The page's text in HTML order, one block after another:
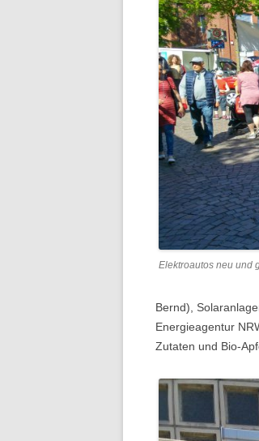
Elektroautos neu und
Bernd),
Energieagentur
Zutaten und Bio-